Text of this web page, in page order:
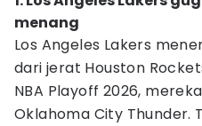
menang
Los Angeles Lakers
dari jerat Houston
NBA Playoff 2026,
Oklahoma City Thunder.